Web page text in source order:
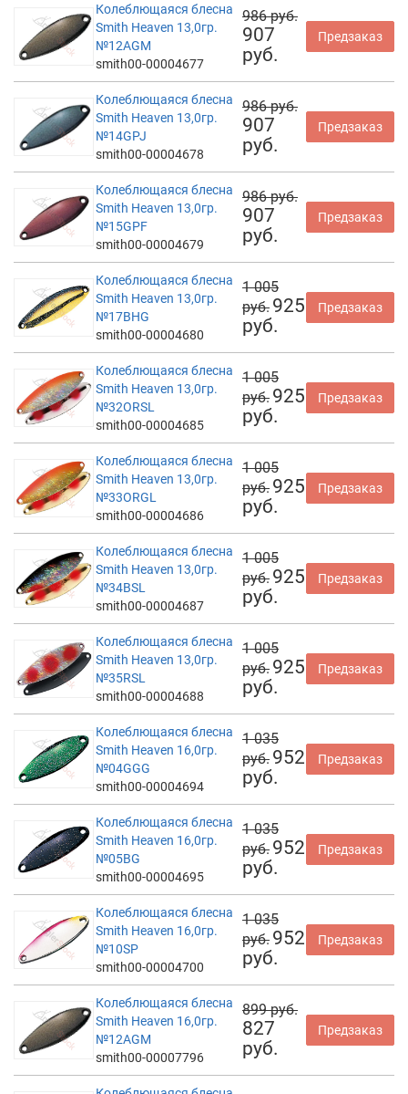
Колеблющаяся блесна
Smith Heaven 13,0гр.
№12AGM
smith00-00004677
986 руб.
907
руб.
Предзаказ
Колеблющаяся блесна
Smith Heaven 13,0гр.
№14GPJ
smith00-00004678
986 руб.
907
руб.
Предзаказ
Колеблющаяся блесна
Smith Heaven 13,0гр.
№15GPF
smith00-00004679
986 руб.
907
руб.
Предзаказ
Колеблющаяся блесна
Smith Heaven 13,0гр.
№17BHG
smith00-00004680
1 005
руб. 925
руб.
Предзаказ
Колеблющаяся блесна
Smith Heaven 13,0гр.
№32ORSL
smith00-00004685
1 005
руб. 925
руб.
Предзаказ
Колеблющаяся блесна
Smith Heaven 13,0гр.
№33ORGL
smith00-00004686
1 005
руб. 925
руб.
Предзаказ
Колеблющаяся блесна
Smith Heaven 13,0гр.
№34BSL
smith00-00004687
1 005
руб. 925
руб.
Предзаказ
Колеблющаяся блесна
Smith Heaven 13,0гр.
№35RSL
smith00-00004688
1 005
руб. 925
руб.
Предзаказ
Колеблющаяся блесна
Smith Heaven 16,0гр.
№04GGG
smith00-00004694
1 035
руб. 952
руб.
Предзаказ
Колеблющаяся блесна
Smith Heaven 16,0гр.
№05BG
smith00-00004695
1 035
руб. 952
руб.
Предзаказ
Колеблющаяся блесна
Smith Heaven 16,0гр.
№10SP
smith00-00004700
1 035
руб. 952
руб.
Предзаказ
Колеблющаяся блесна
Smith Heaven 16,0гр.
№12AGM
smith00-00007796
899 руб.
827
руб.
Предзаказ